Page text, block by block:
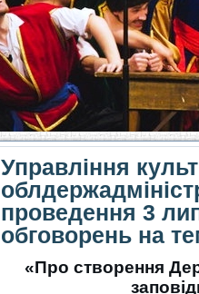
Управління
проведення 3
обговорень на
«Про створення